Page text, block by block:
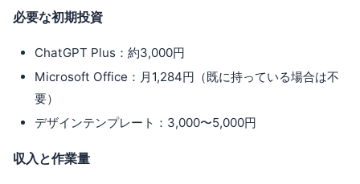
必要な初期投資
ChatGPT Plus：約3,000円
Microsoft Office：月1,284円（既に持っている場合は不
要）
デザインテンプレート：3,000〜5,000円
収入と作業量